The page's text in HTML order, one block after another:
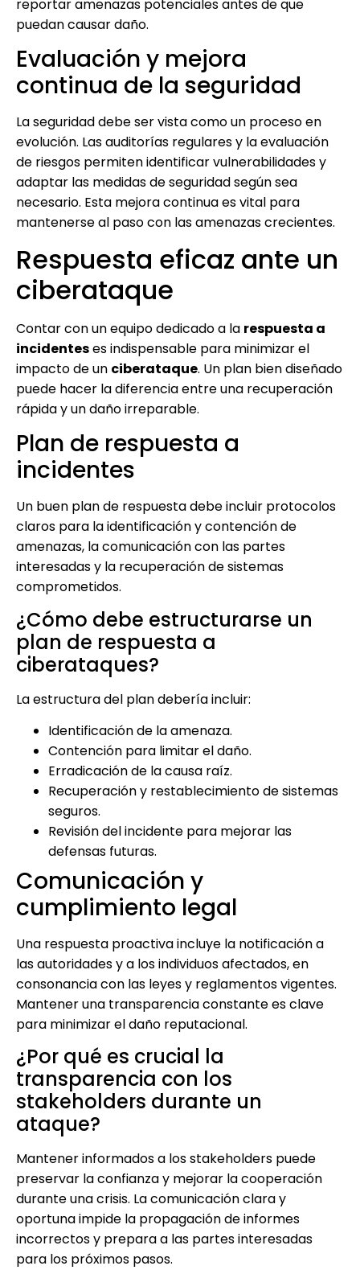
reportar amenazas potenciales antes de que
puedan causar daño.
Evaluación y mejora
continua de la seguridad
La seguridad debe ser vista como un proceso en
evolución. Las auditorías regulares y la evaluación
de riesgos permiten identificar vulnerabilidades y
adaptar las medidas de seguridad según sea
necesario. Esta mejora continua es vital para
mantenerse al paso con las amenazas crecientes.
Respuesta eficaz ante un
ciberataque
Contar con un equipo dedicado a la respuesta a
incidenteses indispensable para minimizar el
impacto de un ciberataque. Un plan bien diseñado
puede hacer la diferencia entre una recuperación
rápida y un daño irreparable.
Plan de respuesta a
incidentes
Un buen plan de respuesta debe incluir protocolos
claros para la identificación y contención de
amenazas, la comunicación con las partes
interesadas y la recuperación de sistemas
comprometidos.
¿Cómo debe estructurarse un
plan de respuesta a
ciberataques?
La estructura del plan debería incluir:
Identificación de la amenaza.
Contención para limitar el daño.
Erradicación de la causa raíz.
Recuperación y restablecimiento de sistemas
seguros.
Revisión del incidente para mejorar las
defensas futuras.
Comunicación y
cumplimiento legal
Una respuesta proactiva incluye la notificación a
las autoridades y a los individuos afectados, en
consonancia con las leyes y reglamentos vigentes.
Mantener una transparencia constante es clave
para minimizar el daño reputacional.
¿Por qué es crucial la
transparencia con los
stakeholders durante un
ataque?
Mantener informados a los stakeholders puede
preservar la confianza y mejorar la cooperación
durante una crisis. La comunicación clara y
oportuna impide la propagación de informes
incorrectos y prepara a las partes interesadas
para los próximos pasos.